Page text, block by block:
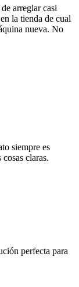
arreglar casi
la tienda de cual
nueva. No
siempre es
claras.
perfecta para